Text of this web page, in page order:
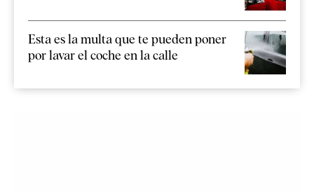
Esta es la multa que te pueden poner
por lavar el coche en la calle